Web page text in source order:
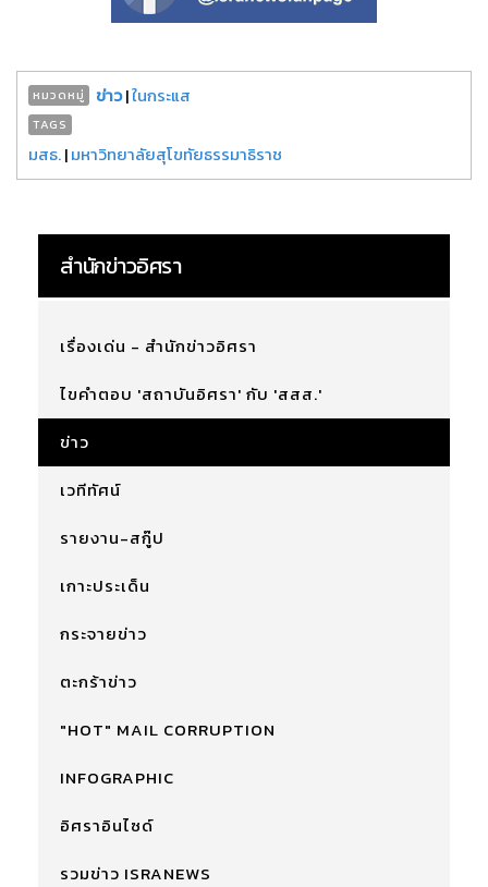
หมวดหมู่ ข่าว|ในกระแส
TAGS
มสธ.|มหาวิทยาลัยสุโขทัยธรรมาธิราช
สำนักข่าวอิศรา
เรื่องเด่น - สำนักข่าวอิศรา
ไขคำตอบ 'สถาบันอิศรา' กับ 'สสส.'
ข่าว
เวทีทัศน์
รายงาน-สกู๊ป
เกาะประเด็น
กระจายข่าว
ตะกร้าข่าว
"HOT" MAIL CORRUPTION
INFOGRAPHIC
อิศราอินไซด์
รวมข่าว ISRANEWS